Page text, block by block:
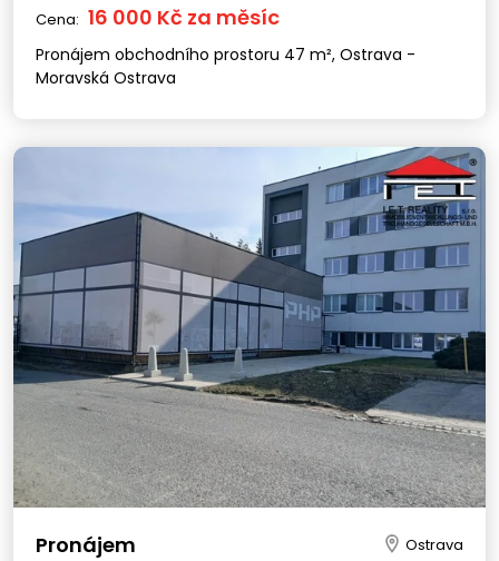
Cena: 16 000 Kč za měsíc
Pronájem obchodního prostoru 47 m², Ostrava -
Moravská Ostrava
Pronájem Ostrava